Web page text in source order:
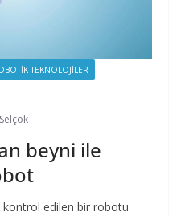
TEKNOLOJILER
beyni ile
kontrol edilen bir robotu